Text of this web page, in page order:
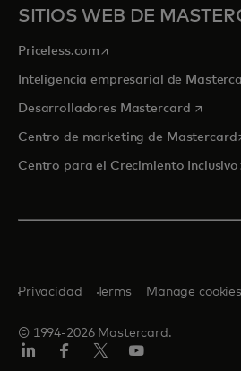
SITIOS WEB DE
Priceless.com se abre en una pestaña
Inteligencia empresarial de
Desarrolladores Mastercard se abre
Centro de marketing de Mastercard
Centro para el Crecimiento Inclusivo
© 1994-2026 Mastercard.
Privacidad Terms Manage cookies